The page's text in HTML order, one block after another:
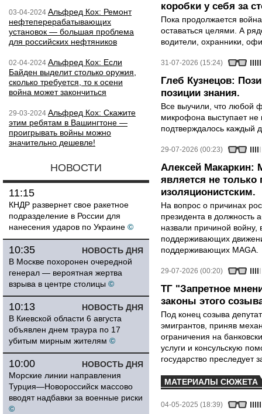
03-04-2024 Альфред Кох: Ремонт
нефтеперерабатывающих
установок — большая проблема
для российских нефтяников
02-04-2024 Альфред Кох: Если
Байден выделит столько оружия,
сколько требуется, то к осени
война может закончиться
29-03-2024 Альфред Кох: Скажите
этим ребятам в Вашингтоне —
проигрывать войны можно
значительно дешевле!
НОВОСТИ
11:15
КНДР развернет свое ракетное
подразделение в России для
нанесения ударов по Украине ©
НОВОСТЬ ДНЯ
10:35
В Москве похоронен очередной
генерал — вероятная жертва
взрыва в центре столицы ©
НОВОСТЬ ДНЯ
10:13
В Киевской области 6 августа
объявлен днем траура по 17
убитым мирным жителям ©
НОВОСТЬ ДНЯ
10:00
Морские линии направления
Турция—Новороссийск массово
вводят надбавки за военные риски
©
коробки у себя за
Пока продолжается
оставаться целями. А
водители, охранники,
31-07-2026 (15:24)
Глеб Кузнецов:
позиции знания.
Все выучили, что любой
микрофона выступает не
подтверждалось каждый
29-07-2026 (00:23)
Алексей Макаркин:
является не только
изоляционистским.
На вопрос о причинах
президента в должность
назвали причиной войну,
поддерживающих
поддерживающих MAGA.
29-07-2026 (00:20)
ТГ "Запретное
законы этого
Под конец созыва
эмигрантов, приняв
ограничения на
услуги и консульскую
государство преследует
МАТЕРИАЛЫ СЮЖЕТА
04-05-2025 (18:39)